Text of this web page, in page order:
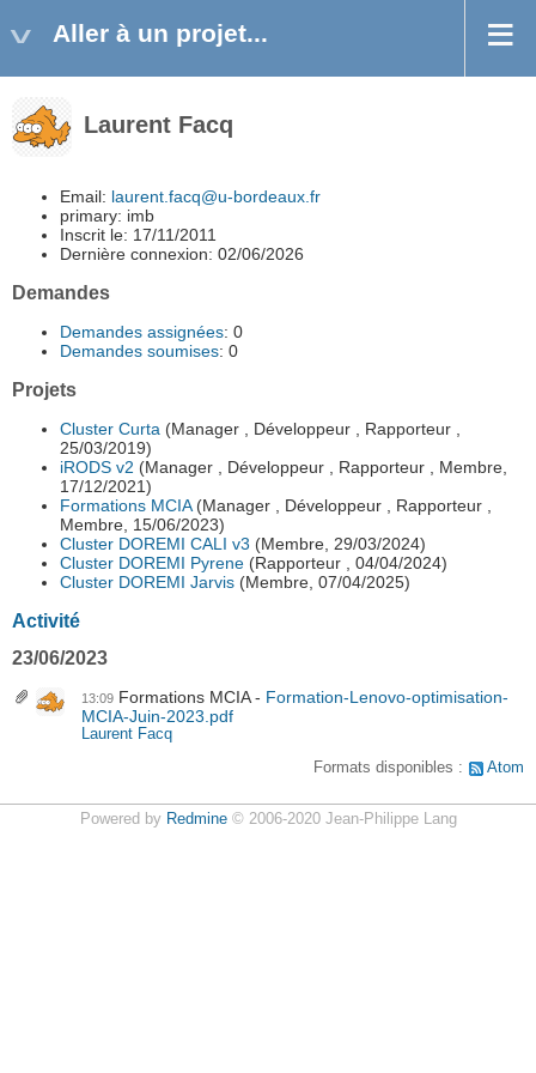
Aller à un projet...
Laurent Facq
Email: laurent.facq@u-bordeaux.fr
primary: imb
Inscrit le: 17/11/2011
Dernière connexion: 02/06/2026
Demandes
Demandes assignées: 0
Demandes soumises: 0
Projets
Cluster Curta (Manager , Développeur , Rapporteur ,
25/03/2019)
iRODS v2 (Manager , Développeur , Rapporteur , Membre,
17/12/2021)
Formations MCIA(Manager , Développeur , Rapporteur ,
Membre, 15/06/2023)
Cluster DOREMI CALI v3 (Membre, 29/03/2024)
Cluster DOREMI Pyrene (Rapporteur , 04/04/2024)
Cluster DOREMI Jarvis (Membre, 07/04/2025)
Activité
23/06/2023
13:09 Formations MCIA
Formation-Lenovo-optimisation-
MCIA-Juin-2023.pdf
Laurent Facq
Formats disponibles :
Atom
Powered by Redmine© 2006-2020 Jean-Philippe Lang